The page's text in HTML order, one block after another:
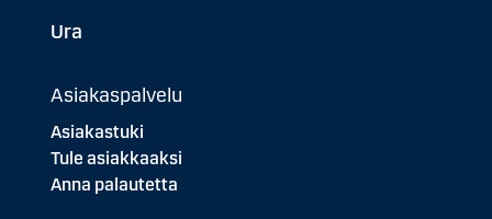
Ura
Asiakaspalvelu
Asiakastuki
Tule asiakkaaksi
Anna palautetta